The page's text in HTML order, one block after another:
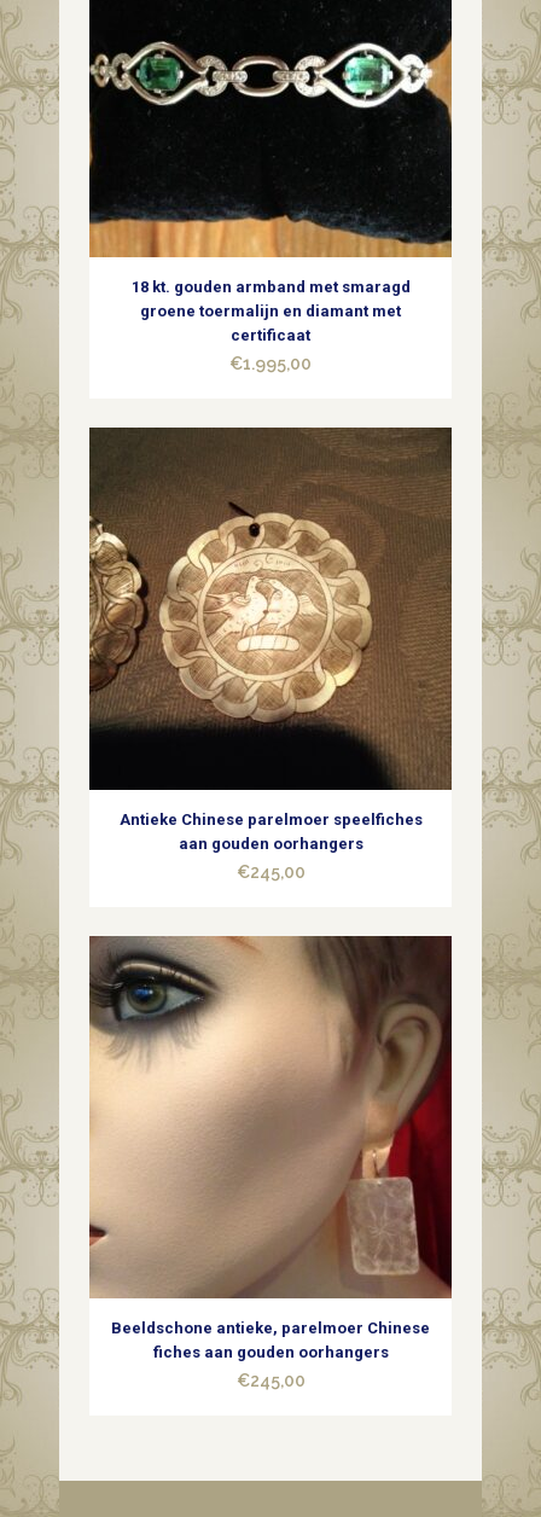
18 kt. gouden armband met smaragd
groene toermalijn en diamant met
certificaat
€1.995,00
Antieke Chinese parelmoer speelfiches
aan gouden oorhangers
€245,00
Beeldschone antieke, parelmoer Chinese
fiches aan gouden oorhangers
€245,00